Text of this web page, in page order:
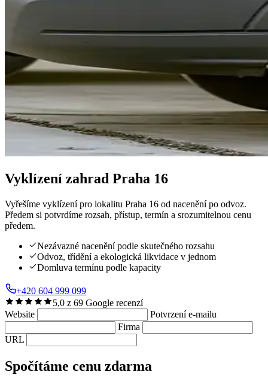
Vyklízení zahrad Praha 16
Vyřešíme vyklízení pro lokalitu Praha 16 od nacenění po odvoz.
Předem si potvrdíme rozsah, přístup, termín a srozumitelnou cenu
předem.
Nezávazné nacenění podle skutečného rozsahu
Odvoz, třídění a ekologická likvidace v jednom
Domluva termínu podle kapacity
+420 604 999 099
5,0 z 69 Google recenzí
Website
Potvrzení e-mailu
Firma
URL
Spočítáme cenu zdarma